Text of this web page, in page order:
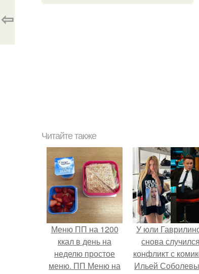
⇦
Читайте также
Меню ПП на 1200
ккал в день на
неделю простое
меню. ПП Меню на
У юли
снова случился
конфликт с
Ильей